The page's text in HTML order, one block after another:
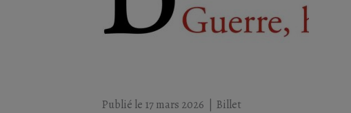
Publié le 17 mars 2026 Billet